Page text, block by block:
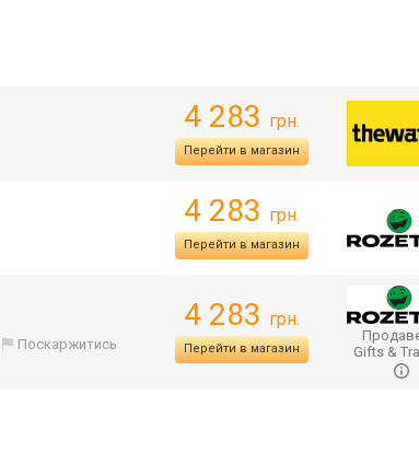
4 283 грн.
Перейти в магазин
4 283 грн.
Перейти в магазин
Поскаржитись
4 283 грн.
Перейти в магазин
Gifts &